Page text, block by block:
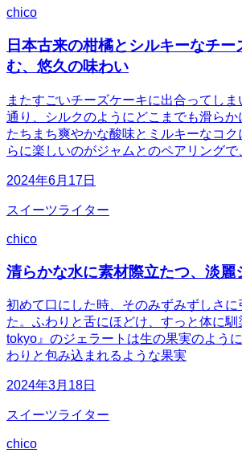
chico
日本古来の柑橘とシルキーなチー
む、悠久の味わい
またすごいチーズケーキに出合ってし
通り、シルクのようにどこまでも滑らか
たちまち爽やかな酸味とミルキーなコク
らに楽しいのがジャムとのペアリングで
2024年6月17日
スイーツライター
chico
清らかな水に素材際立たつ、淡麗
初めて口にした時、そのみずみずしさに
た。ふわりと舌にほどけ、すっと体に
tokyo』のジェラートは生の果実のよう
わりと包み込まれるような果実
2024年3月18日
スイーツライター
chico